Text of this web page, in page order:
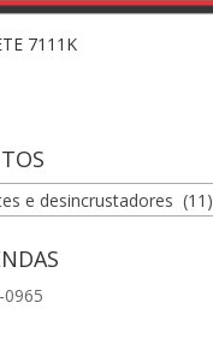
7111K
e desincrustadores (11)
0965